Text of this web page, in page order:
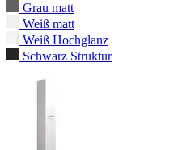
Grau matt
Weiß matt
Weiß Hochglanz
Schwarz Struktur